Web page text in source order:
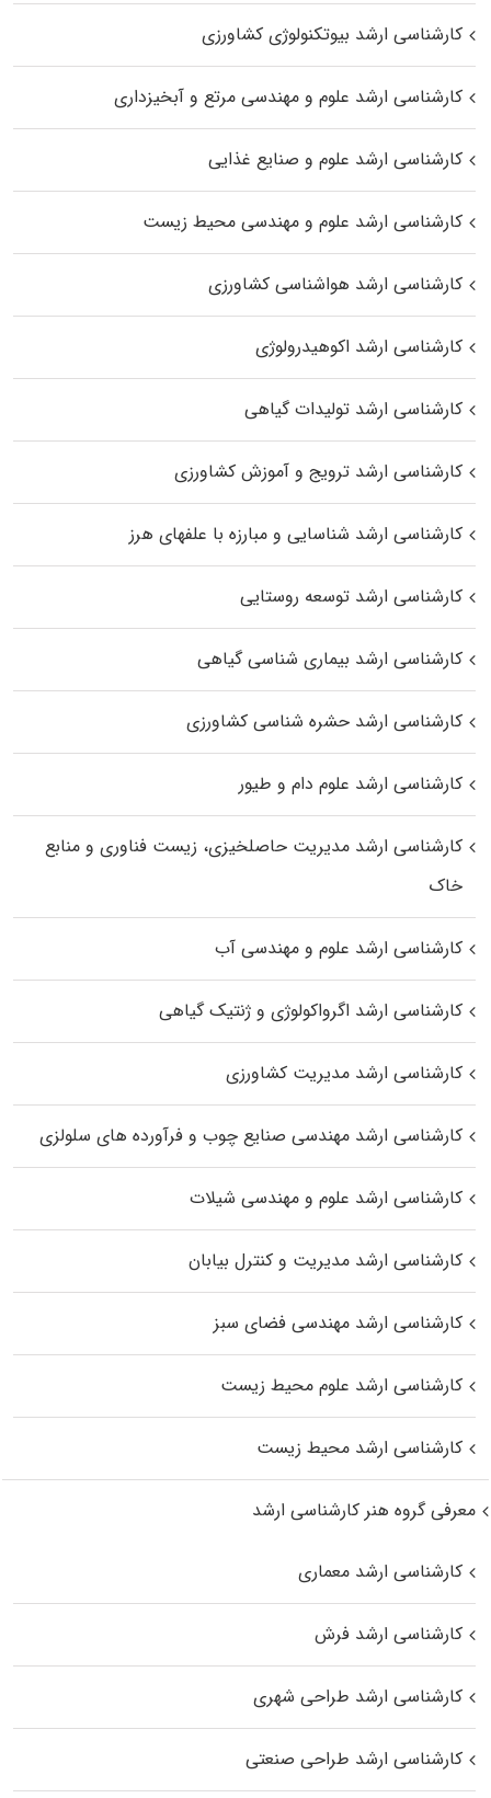
کارشناسی ارشد بیوتکنولوژی کشاورزی
کارشناسی ارشد علوم و مهندسی مرتع و آبخیزداری
کارشناسی ارشد علوم و صنایع غذایی
کارشناسی ارشد علوم و مهندسی محیط زیست
کارشناسی ارشد هواشناسی کشاورزی
کارشناسی ارشد اکوهیدرولوژی
کارشناسی ارشد تولیدات گیاهی
کارشناسی ارشد ترویج و آموزش کشاورزی
کارشناسی ارشد شناسایی و مبارزه با علفهای هرز
کارشناسی ارشد توسعه روستایی
کارشناسی ارشد بیماری‌ شناسی گیاهی
کارشناسی ارشد حشره‌ شناسی کشاورزی
کارشناسی ارشد علوم دام و طیور
کارشناسی ارشد مدیریت حاصلخیزی، زیست فناوری و منابع
خاک
کارشناسی ارشد علوم و مهندسی آب
کارشناسی ارشد اگرواکولوژی و ژنتیک گیاهی
کارشناسی ارشد مدیریت کشاورزی
کارشناسی ارشد مهندسی صنایع چوب و فرآورده‌ های سلولزی
کارشناسی ارشد علوم و مهندسی شیلات
کارشناسی ارشد مدیریت و کنترل بیابان
کارشناسی ارشد مهندسی فضای سبز
کارشناسی ارشد علوم محیط‌ زیست
کارشناسی ارشد محیط زیست
معرفی گروه هنر کارشناسی ارشد
کارشناسی ارشد معماری
کارشناسی ارشد فرش
کارشناسی ارشد طراحی شهری
کارشناسی ارشد طراحی صنعتی